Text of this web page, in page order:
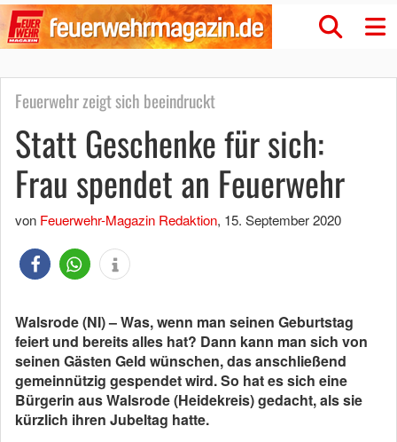
Feuerwehr zeigt sich beeindruckt
Statt Geschenke für sich:
Frau spendet an Feuerwehr
von Feuerwehr-Magazin Redaktion, 15. September 2020
Walsrode (NI) – Was, wenn man seinen Geburtstag
feiert und bereits alles hat? Dann kann man sich von
seinen Gästen Geld wünschen, das anschließend
gemeinnützig gespendet wird. So hat es sich eine
Bürgerin aus Walsrode (Heidekreis) gedacht, als sie
kürzlich ihren Jubeltag hatte.